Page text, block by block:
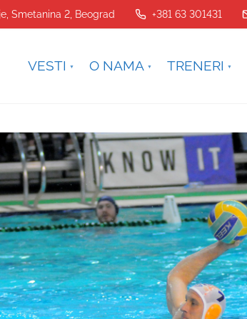
Smetanina 2, Beograd +381 63 301431
VESTI O NAMA TRENERI